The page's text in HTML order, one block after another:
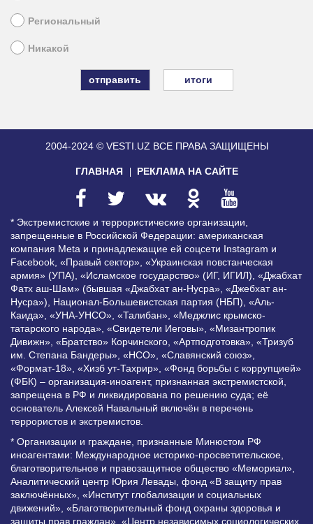
Региональный
Никакой
итоги
2004-2024 © VESTI.UZ ВСЕ ПРАВА ЗАЩИЩЕНЫ
ГЛАВНАЯ РЕКЛАМА НА САЙТЕ
* Экстремистские и террористические организации,
запрещенные в Российской Федерации: американская
компания Meta и принадлежащие ей соцсети Instagram и
Facebook, «Правый сектор», «Украинская повстанческая
армия» (УПА), «Исламское государство» (ИГ, ИГИЛ), «Джабхат
Фатх аш-Шам» (бывшая «Джабхат ан-Нусра», «Джебхат ан-
Нусра»), Национал-Большевистская партия (НБП), «Аль-
Каида», «УНА-УНСО», «Талибан», «Меджлис крымско-
татарского народа», «Свидетели Иеговы», «Мизантропик
Дивижн», «Братство» Корчинского, «Артподготовка», «Тризуб
им. Степана Бандеры», «НСО», «Славянский союз»,
«Формат-18», «Хизб ут-Тахрир», «Фонд борьбы с коррупцией»
(ФБК) – организация-иноагент, признанная экстремистской,
запрещена в РФ и ликвидирована по решению суда; её
основатель Алексей Навальный включён в перечень
террористов и экстремистов.
* Организации и граждане, признанные Минюстом РФ
иноагентами: Международное историко-просветительское,
благотворительное и правозащитное общество «Мемориал»,
Аналитический центр Юрия Левады, фонд «В защиту прав
заключённых», «Институт глобализации и социальных
движений», «Благотворительный фонд охраны здоровья и
защиты прав граждан», «Центр независимых социологических